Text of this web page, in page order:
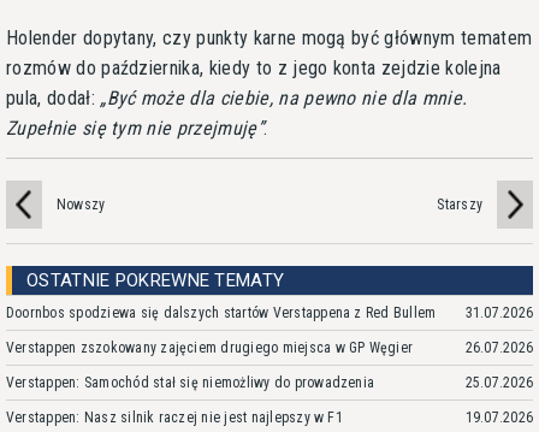
Holender dopytany, czy punkty karne mogą być głównym tematem
rozmów do października, kiedy to z jego konta zejdzie kolejna
pula, dodał:
Być może dla ciebie, na pewno nie dla mnie.
Zupełnie się tym nie przejmuję .
Nowszy Starszy
OSTATNIE POKREWNE TEMATY
Doornbos spodziewa się dalszych startów Verstappena z Red Bullem 31.07.2026
Verstappen zszokowany zajęciem drugiego miejsca w GP Węgier 26.07.2026
Verstappen: Samochód stał się niemożliwy do prowadzenia 25.07.2026
Verstappen: Nasz silnik raczej nie jest najlepszy w F1 19.07.2026